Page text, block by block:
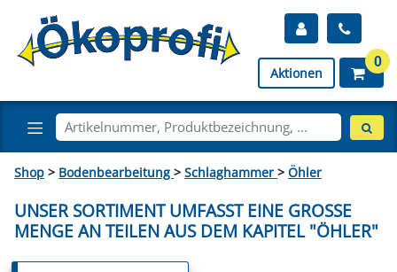
Aktionen
0
Shop > Bodenbearbeitung > Schlaghammer > Öhler
UNSER SORTIMENT UMFASST EINE GROSSE M
ENGE AN TEILEN AUS DEM KAPITEL "ÖHLER"